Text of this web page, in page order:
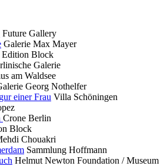
Future Gallery
Galerie Max Mayer
Edition Block
Galerie
am Waldsee
Georg Nothelfer
einer Frau Villa Schöningen
Crone Berlin
Block
Chouakri
Sammlung Hoffmann
Helmut Newton Foundation / Museum